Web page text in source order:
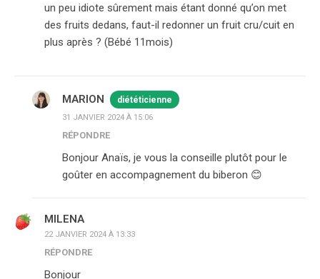
un peu idiote sûrement mais étant donné qu’on met
des fruits dedans, faut-il redonner un fruit cru/cuit en
plus après ? (Bébé 11mois)
MARION diététicienne
31 JANVIER 2024 À 15:06
RÉPONDRE
Bonjour Anaïs, je vous la conseille plutôt pour le
goûter en accompagnement du biberon 😊
MILENA
22 JANVIER 2024 À 13:33
RÉPONDRE
Bonjour